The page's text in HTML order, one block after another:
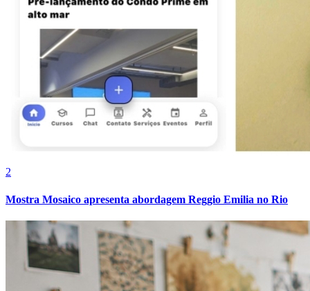
2
Mostra Mosaico apresenta abordagem Reggio Emilia no Rio